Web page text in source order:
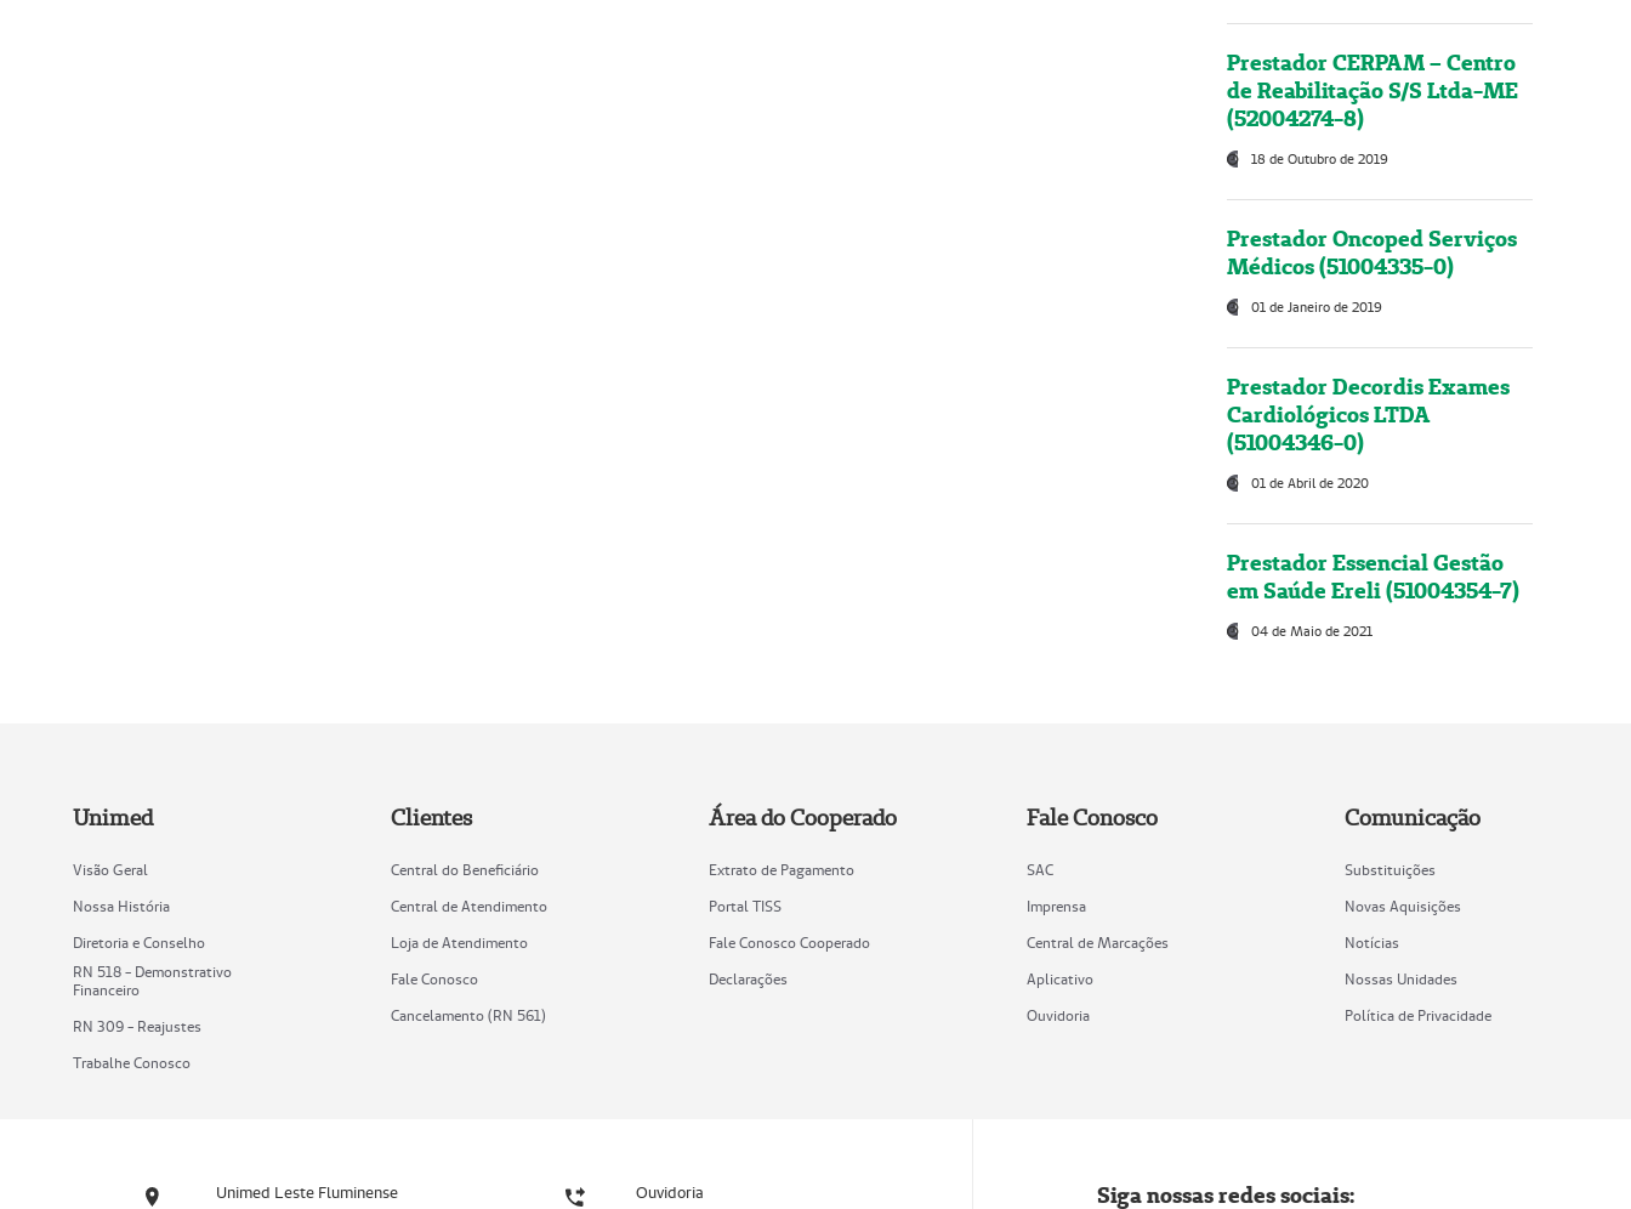
Prestador CERPAM – Centro
de Reabilitação S/S Ltda-ME
(52004274-8)
18 de Outubro de 2019
Prestador Oncoped Serviços
Médicos (51004335-0)
01 de Janeiro de 2019
Prestador Decordis Exames
Cardiológicos LTDA
(51004346-0)
01 de Abril de 2020
Prestador Essencial Gestão
em Saúde Ereli (51004354-7)
04 de Maio de 2021
Unimed
Visão Geral
Nossa História
Diretoria e Conselho
RN 518 - Demonstrativo
Financeiro
RN 309 - Reajustes
Trabalhe Conosco
Clientes
Central do Beneficiário
Central de Atendimento
Loja de Atendimento
Fale Conosco
Cancelamento (RN 561)
Área do Cooperado
Extrato de Pagamento
Portal TISS
Fale Conosco Cooperado
Declarações
Fale Conosco
SAC
Imprensa
Central de Marcações
Aplicativo
Ouvidoria
Comunicação
Substituições
Novas Aquisições
Notícias
Nossas Unidades
Política de Privacidade
Unimed Leste Fluminense Ouvidoria Siga nossas redes sociais: